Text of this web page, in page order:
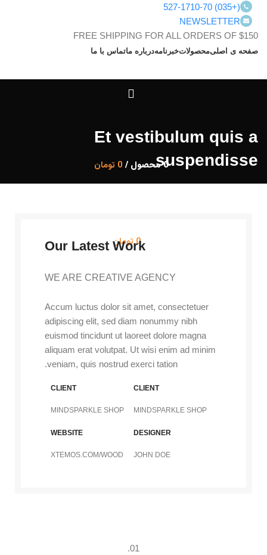
(+035) 527-1710-70
NEWSLETTER
FREE SHIPPING FOR ALL ORDERS OF $150
صفحه ی اصلیمحصولاتخبرنامهدرباره ماتماس با ما
0محصول /
0 تومان
0تومان
Et vestibulum quis a
suspendisse
Our Latest Work
WE ARE CREATIVE AGENCY
Accum luctus dolor sit amet, consectetuer
adipiscing elit, sed diam nonummy nibh
euismod tincidunt ut laoreet dolore magna
aliquam erat volutpat. Ut wisi enim ad minim
veniam, quis nostrud exerci tation.
CLIENT
MINDSPARKLE SHOP
CLIENT
MINDSPARKLE SHOP
DESIGNER
JOHN DOE
WEBSITE
XTEMOS.COM/WOOD
01.